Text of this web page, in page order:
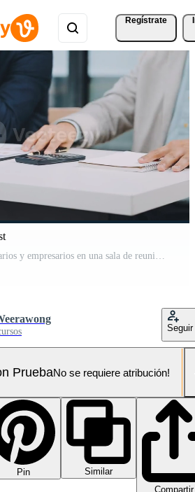
Regístrate
conferencia de empresarios y empresarios en una sala de reuniones moderna, compañeros de trabajo multirraciales felices se divierten cooperando trabajando juntos en la reunión de la oficina, concepto de trabajo en equipo asiático Vídeo Pro
Seguir
PruebaNo se requiere atribución!
Pin
Similar
Compartir